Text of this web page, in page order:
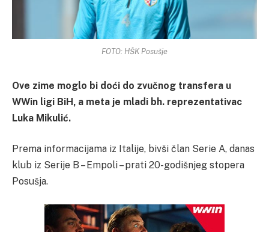
FOTO: HŠK Posušje
Ove zime moglo bi doći do zvučnog transfera u
WWin ligi BiH, a meta je mladi bh. reprezentativac
Luka Mikulić.
Prema informacijama iz Italije, bivši član Serie A, danas
klub iz Serije B – Empoli – prati 20-godišnjeg stopera
Posušja.